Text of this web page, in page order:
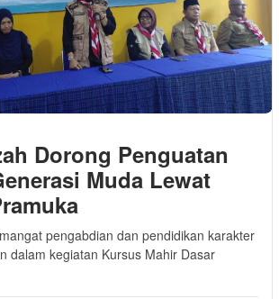
Dorong Penguatan
Muda Lewat
pengabdian dan pendidikan karakter
dalam kegiatan Kursus Mahir Dasar